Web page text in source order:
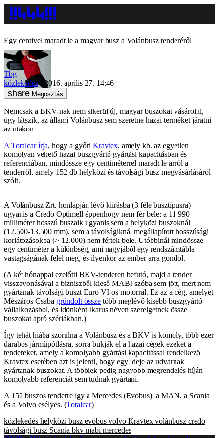
Egy centivel maradt le a magyar busz a Volánbusz tenderéről
Tbg
közlekedés
2016. április 27. 14:46
Megosztás
Nemcsak a BKV-nak nem sikerül új, magyar buszokat vásárolni,
úgy látszik, az állami Volánbusz sem szeretne hazai terméket járatni
az utakon.
A Totalcar írja, hogy a győri Kravtex, amely kb. az egyetlen
komolyan vehető hazai buszgyártó gyártási kapacitásban és
referenciában, mindössze egy centiméterrel maradt le arról a
tenderről, amely 152 db helyközi és távolsági busz megvásárlásáról
szólt.
A Volánbusz Zrt. honlapján lévő kiírásba (3 féle busztípusra)
ugyanis a Credo Optimell éppenhogy nem fér bele: a 11 990
milliméter hosszú buszaik ugyanis sem a helyközi buszoknál
(12.500-13.500 mm), sem a távolságiknál megállapított hosszúsági
korlátozásokba (> 12.000) nem fértek bele. Utóbbinál mindössze
egy centiméter a különbség, ami nagyjából egy rendszámtábla
vastagságának felel meg, és ilyenkor az ember arra gondol.
(A két hónappal ezelőtti BKV-tenderen befutó, majd a tender
visszavonásával a bizniszből kieső MABI szóba sem jött, mert nem
gyártanak távolsági buszt Euro VI-os motorral. Ez az a cég, amelyet
Mészáros Csaba gründolt össze több meglévő kisebb buszgyártó
vállalkozásból, és időnként Ikarus néven szerelgetnek össze
buszokat apró szériákban.)
Így tehát hiába szorulna a Volánbusz és a BKV is komoly, több ezer
darabos járműpótlásra, sorra bukják el a hazai cégek ezeket a
tendereket, amely a komolyabb gyártási kapacitással rendelkező
Kravtex esetében azt is jelenti, hogy egy ideje az udvarnak
gyártanak buszokat. A többiek pedig nagyobb megrendelés híján
komolyabb referenciát sem tudnak gyártani.
A 152 buszos tenderre így a Mercedes (Evobus), a MAN, a Scania
és a Volvo esélyes. (Totalcar)
közlekedés helyközi busz evobus volvo Kravtex volánbusz credo
távolsági busz Scania bkv mabi mercedes